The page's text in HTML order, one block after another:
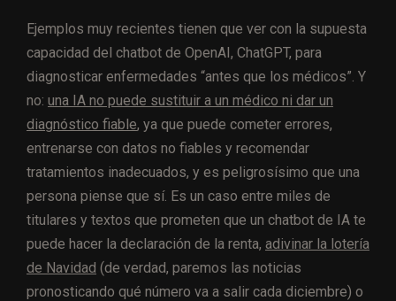
Ejemplos muy recientes tienen que ver con la supuesta
capacidad del chatbot de OpenAI, ChatGPT, para
diagnosticar enfermedades “antes que los médicos”. Y
no: una IA no puede sustituir a un médico ni dar un
diagnóstico fiable, ya que puede cometer errores,
entrenarse con datos no fiables y recomendar
tratamientos inadecuados, y es peligrosísimo que una
persona piense que sí. Es un caso entre miles de
titulares y textos que prometen que un chatbot de IA te
puede hacer la declaración de la renta, adivinar la lotería
de Navidad (de verdad, paremos las noticias
pronosticando qué número va a salir cada diciembre) o